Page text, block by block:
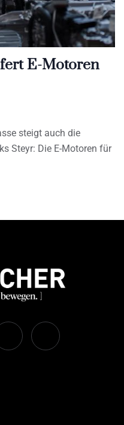
E-Motoren
steigt auch die
Steyr: Die E-Motoren für